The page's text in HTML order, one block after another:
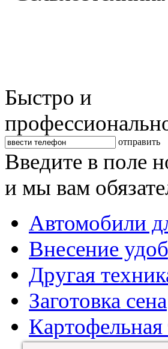
Быстро и
отправить
Введите в поле
и мы вам
Автомобили
Внесение
Другая
Заготовка сена
Картофельная